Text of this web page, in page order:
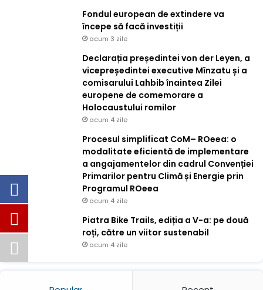
Fondul european de extindere va
începe să facă investiții
acum 3 zile
Declarația președintei von der Leyen, a
vicepreședintei executive Mînzatu și a
comisarului Lahbib înaintea Zilei
europene de comemorare a
Holocaustului romilor
acum 4 zile
Procesul simplificat CoM– ROeea: o
modalitate eficientă de implementare
a angajamentelor din cadrul Convenției
Primarilor pentru Climă și Energie prin
Programul ROeea
acum 4 zile
Piatra Bike Trails, ediția a V-a: pe două
roți, către un viitor sustenabil
acum 4 zile